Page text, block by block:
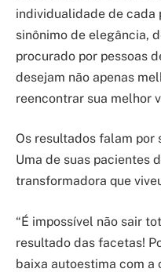
individualidade de cada
sinônimo de elegância,
procurado por pessoas
desejam não apenas
reencontrar sua melhor
Os resultados falam por
Uma de suas pacientes
transformadora que
“É impossível não sair
resultado das facetas!
baixa autoestima com a